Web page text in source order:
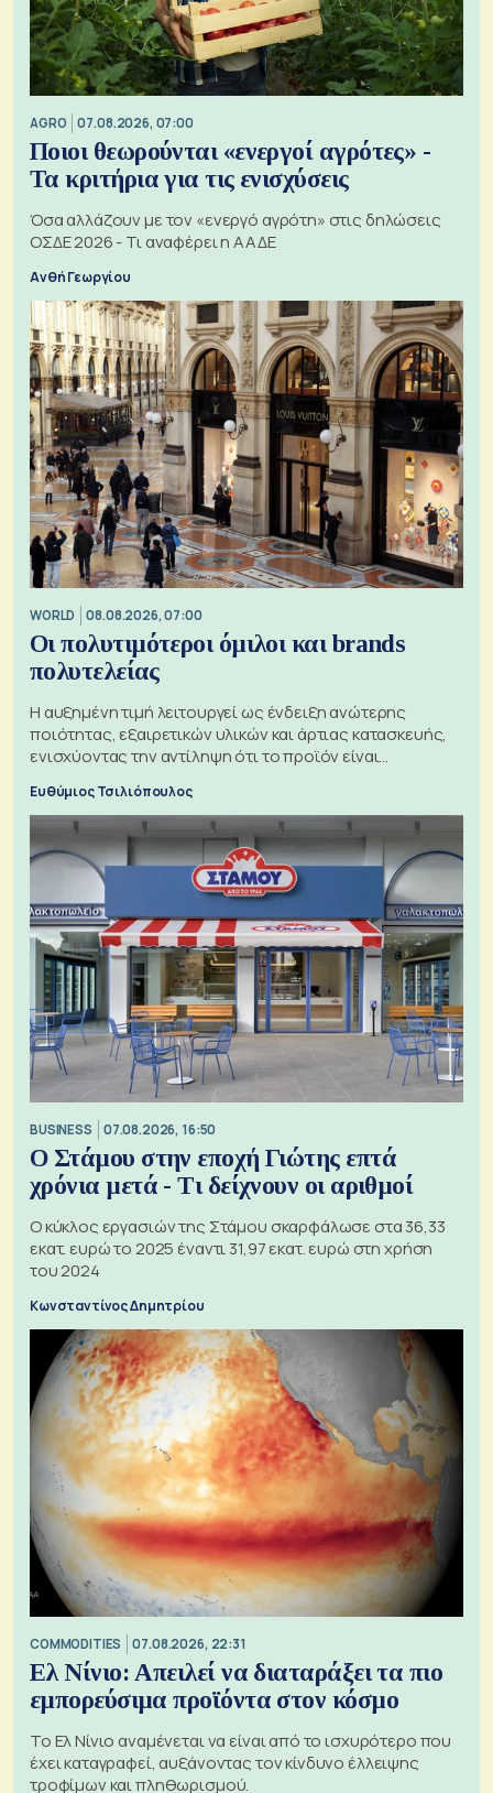
AGRO 07.08.2026, 07:00
Ποιοι θεωρούνται «ενεργοί αγρότες» -
Τα κριτήρια για τις ενισχύσεις
Όσα αλλάζουν με τον «ενεργό αγρότη» στις δηλώσεις
ΟΣΔΕ 2026 - Τι αναφέρει η ΑΑΔΕ
Ανθή Γεωργίου
WORLD 08.08.2026, 07:00
Οι πολυτιμότεροι όμιλοι και brands
πολυτελείας
Η αυξημένη τιμή λειτουργεί ως ένδειξη ανώτερης
ποιότητας, εξαιρετικών υλικών και άρτιας κατασκευής,
ενισχύοντας την αντίληψη ότι το προϊόν είναι
Ευθύμιος Τσιλιόπουλος
BUSINESS 07.08.2026, 16:50
Ο Στάμου στην εποχή Γιώτης επτά
χρόνια μετά - Τι δείχνουν οι αριθμοί
Ο κύκλος εργασιών της Στάμου σκαρφάλωσε στα 36,33
εκατ. ευρώ το 2025 έναντι 31,97 εκατ. ευρώ στη χρήση
του 2024
Κωνσταντίνος Δημητρίου
COMMODITIES 07.08.2026, 22:31
Ελ Νίνιο: Απειλεί να διαταράξει τα πιο
εμπορεύσιμα προϊόντα στον κόσμο
Το Ελ Νίνιο αναμένεται να είναι από το ισχυρότερο που
έχει καταγραφεί, αυξάνοντας τον κίνδυνο έλλειψης
τροφίμων και πληθωρισμού.